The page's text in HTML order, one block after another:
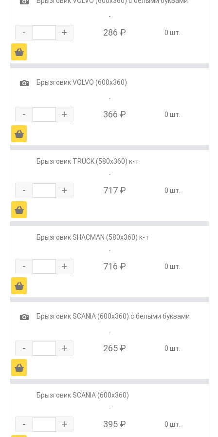
-
- + 286 ₽ 0 шт.
Ä
1
Брызговик VOLVO (600х360)
-
- + 366 ₽ 0 шт.
Ä
Брызговик TRUCK (580х360) к-т
-
- + 717 ₽ 0 шт.
Ä
Брызговик SHACMAN (580х360) к-т
-
- + 716 ₽ 0 шт.
Ä
1
Брызговик SCANIA (600х360) с белыми буквами
-
- + 265 ₽ 0 шт.
Ä
Брызговик SCANIA (600х360)
-
- + 395 ₽ 0 шт.